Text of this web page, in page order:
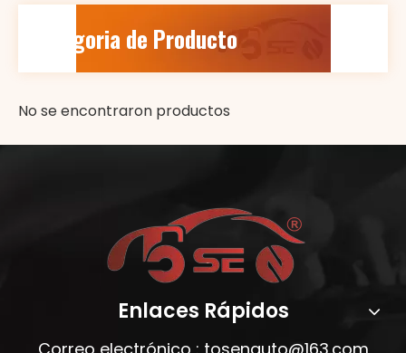
Categoria de Producto
No se encontraron productos
Enlaces Rápidos